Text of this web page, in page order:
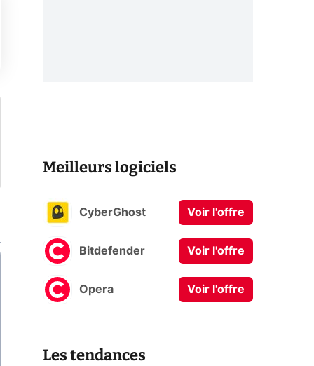
Meilleurs logiciels
CyberGhost Voir l'offre
Bitdefender Voir l'offre
Opera Voir l'offre
Les tendances